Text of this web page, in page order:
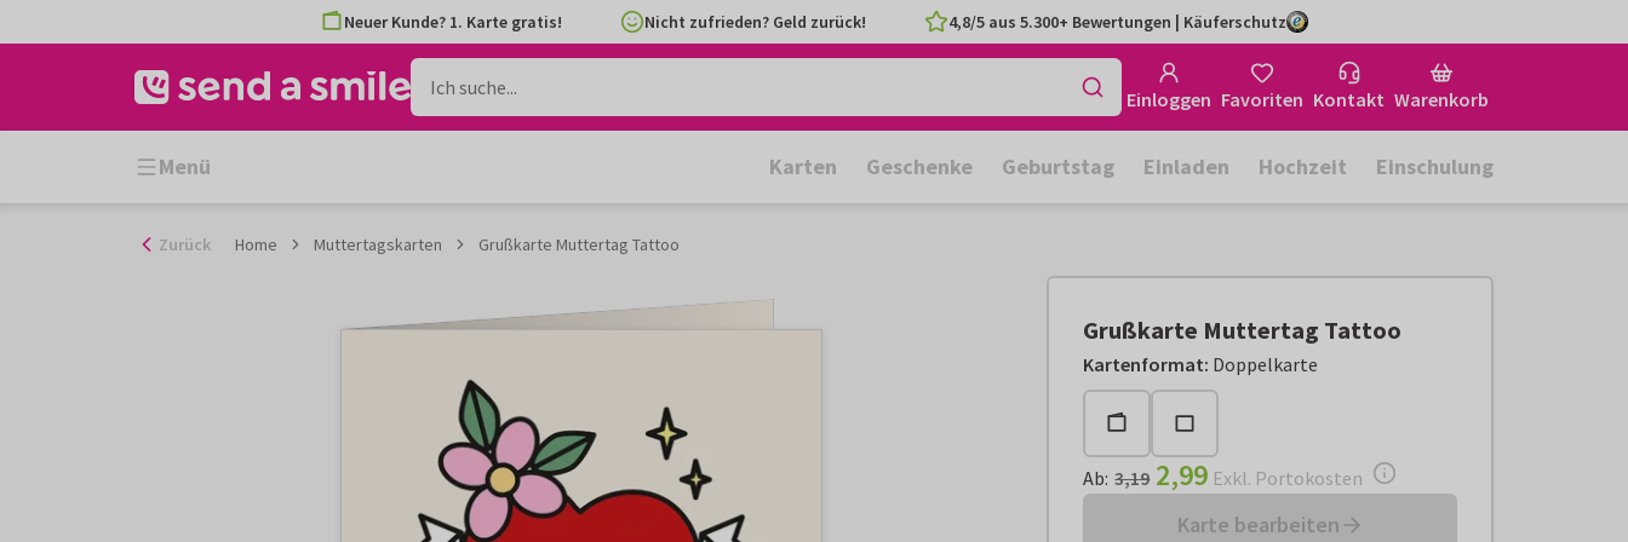
Inhalt
Neuer Kunde? 1. Karte gratis! Nicht zufrieden? Geld zurück! 4,8/5 aus 5.300+ Bewertungen | Käuferschutz
Einloggen Favoriten Kontakt Warenkorb
Menü Karten Geschenke Geburtstag Einladen Hochzeit Einschulung
Zurück Home Muttertagskarten Grußkarte Muttertag Tattoo
Grußkarte Muttertag Tattoo
Kartenformat: Doppelkarte
Ab:€ 2,99Exkl. Portokosten
Ab: 3,19 2,99 Exkl. Portokosten
Karte bearbeiten